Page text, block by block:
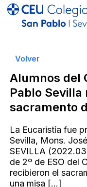
Volver
Alumnos del
Pablo Sevilla
sacramento
La Eucaristía fue
Sevilla, Mons.
SEVILLA
de 2º de ESO del
recibieron el
una misa […]